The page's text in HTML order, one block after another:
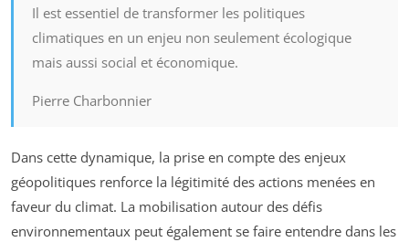
Il est essentiel de transformer les politiques
climatiques en un enjeu non seulement écologique
mais aussi social et économique.
Pierre Charbonnier
Dans cette dynamique, la prise en compte des enjeux
géopolitiques renforce la légitimité des actions menées en
faveur du climat. La mobilisation autour des défis
environnementaux peut également se faire entendre dans les